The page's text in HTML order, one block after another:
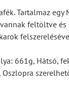
Tartalmaz
feltöltve
661g, Hátsó,